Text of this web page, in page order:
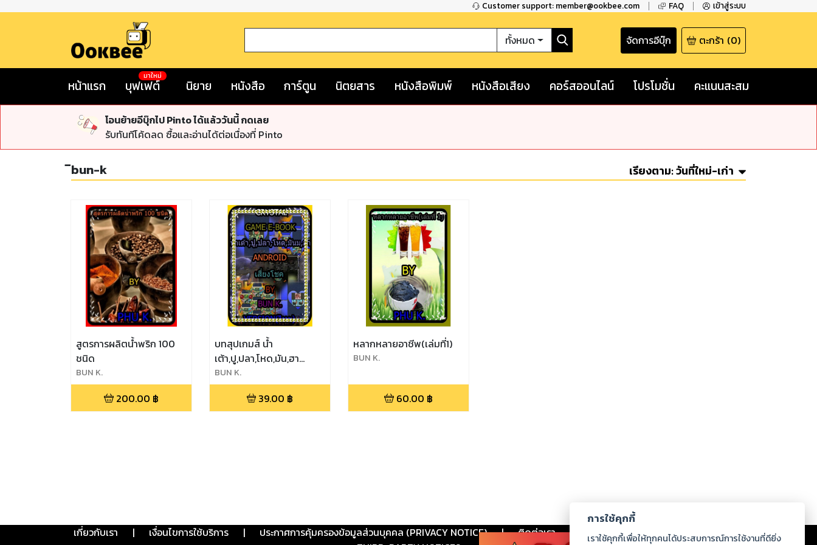
Customer support: member@ookbee.com FAQ เข้าสู่ระบบ
ทั้งหมด จัดการอีบุ๊ก ตะกร้า (0)
หน้าแรก บุฟเฟต์
มาใหม่
นิยาย หนังสือ การ์ตูน นิตยสาร หนังสือพิมพ์ หนังสือเสียง คอร์สออนไลน์ โปรโมชั่น คะแนนสะสม
โอนย้ายอีบุ๊กไป Pinto ได้แล้ววันนี้ กดเลย
รับทันทีโค้ดลด ซื้อและอ่านได้ต่อเนื่องที่ Pinto
ิbun-k เรียงตาม:วันที่ใหม่-เก่า
สูตรการผลิตน้ำพริก 100
ชนิด
ิBUN K.
200.00 ฿
บทสุปเกมส์ น้ำ
เต้า,ปู,ปลา,โหด,มัน,ฮา
ประเภทเกมส์ เสี่ยง
โชค(android)
ิBUN K.
39.00 ฿
หลากหลายอาชีพ(เล่มที่1)
ิBUN K.
60.00 ฿
เกี่ยวกับเรา | เงื่อนไขการใช้บริการ | ประกาศการคุ้มครองข้อมูลส่วนบุคคล (PRIVACY NOTICE) | ติดต่อเรา ร่วมงานกับเรา ดาวน์โหลด
การใช้คุกกี้
เราใช้คุกกี้เพื่อให้ทุกคนได้ประสบการณ์การใช้งานที่ดียิ่ง